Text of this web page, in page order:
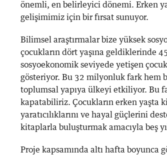
önemli, en belirleyici dönemi. Erken
gelişimimiz için bir fırsat sunuyor.
Bilimsel araştırmalar bize yüksek
çocukların dört yaşına geldiklerinde
sosyoekonomik seviyede yetişen
gösteriyor. Bu 32 milyonluk fark hem
toplumsal yapıya ülkeyi etkiliyor. Bu
kapatabiliriz. Çocukların erken yaşta
yaratıcılıklarını ve hayal güçlerini
kitaplarla buluşturmak amacıyla beş
Proje kapsamında altı hafta boyunca